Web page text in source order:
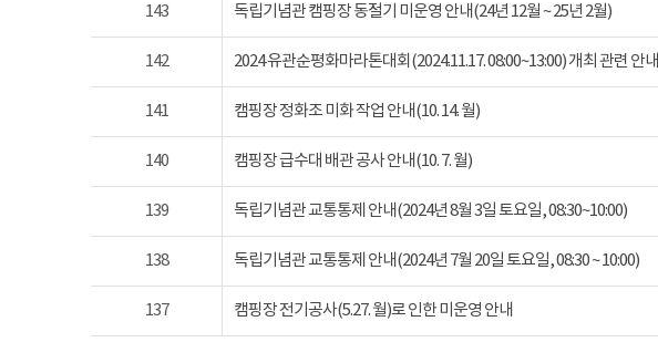
143 독립기념관 캠핑장 동절기 미운영 안내(24년 12월 ~ 25년 2월)
142 2024 유관순평화마라톤대회(2024.11.17. 08:00~13:00) 개최 관련 안내
141 캠핑장 정화조 미화 작업 안내(10. 14. 월)
140 캠핑장 급수대 배관 공사 안내(10. 7. 월)
139 독립기념관 교통통제 안내(2024년 8월 3일 토요일, 08:30~10:00)
138 독립기념관 교통통제 안내(2024년 7월 20일 토요일, 08:30 ~ 10:00)
137 캠핑장 전기공사(5.27. 월)로 인한 미운영 안내